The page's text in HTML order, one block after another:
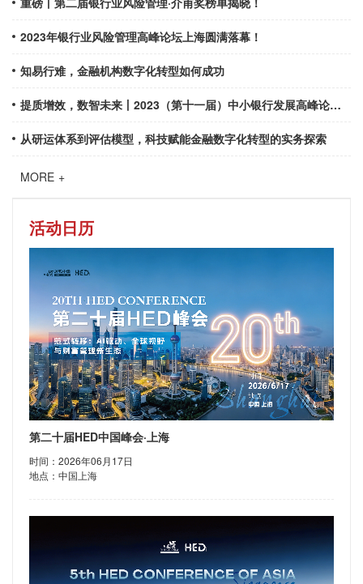
严控为基石，结合外部防御战略与风险控制技术来达到内外有序
高效率管控。
2023年银行业风险管理高峰论坛上海圆满落幕！
知易行难，金融机构数字化转型如何成功
提质增效，数智未来丨2023（第十一届）中小银行发展高峰论坛在武汉盛大召开！“第五届‘铁马’中小银行评选榜单”隆重揭晓！
从研运体系到评估模型，科技赋能金融数字化转型的实务探索
MORE +
活动日历
第二十届HED中国峰会·上海
时间：2026年06月17日
地点：中国上海